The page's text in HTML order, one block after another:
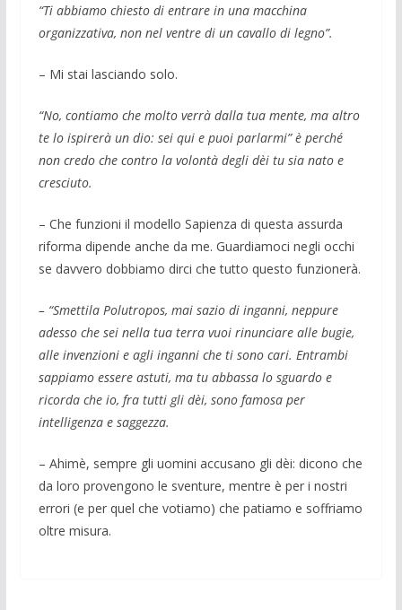
“Ti abbiamo chiesto di entrare in una macchina
organizzativa, non nel ventre di un cavallo di legno”.
– Mi stai lasciando solo.
“No, contiamo che molto verrà dalla tua mente, ma altro
te lo ispirerà un dio: sei qui e puoi parlarmi” è perché
non credo che contro la volontà degli dèi tu sia nato e
cresciuto.
– Che funzioni il modello Sapienza di questa assurda
riforma dipende anche da me. Guardiamoci negli occhi
se davvero dobbiamo dirci che tutto questo funzionerà.
– “Smettila Polutropos, mai sazio di inganni, neppure
adesso che sei nella tua terra vuoi rinunciare alle bugie,
alle invenzioni e agli inganni che ti sono cari. Entrambi
sappiamo essere astuti, ma tu abbassa lo sguardo e
ricorda che io, fra tutti gli dèi, sono famosa per
intelligenza e saggezza.
– Ahimè, sempre gli uomini accusano gli dèi: dicono che
da loro provengono le sventure, mentre è per i nostri
errori (e per quel che votiamo) che patiamo e soffriamo
oltre misura.